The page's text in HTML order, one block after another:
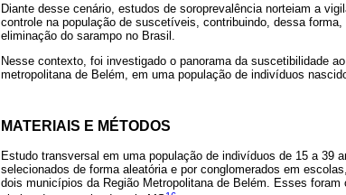
Diante desse cenário, estudos de soroprevalência norteiam a
controle na população de suscetíveis, contribuindo, dessa
eliminação do sarampo no Brasil.
Nesse contexto, foi investigado o panorama da suscetibilidade
metropolitana de Belém, em uma população de indivíduos
MATERIAIS E MÉTODOS
Estudo transversal em uma população de indivíduos de 15 a 39
selecionados de forma aleatória e por conglomerados em
dois municípios da Região Metropolitana de Belém. Esses